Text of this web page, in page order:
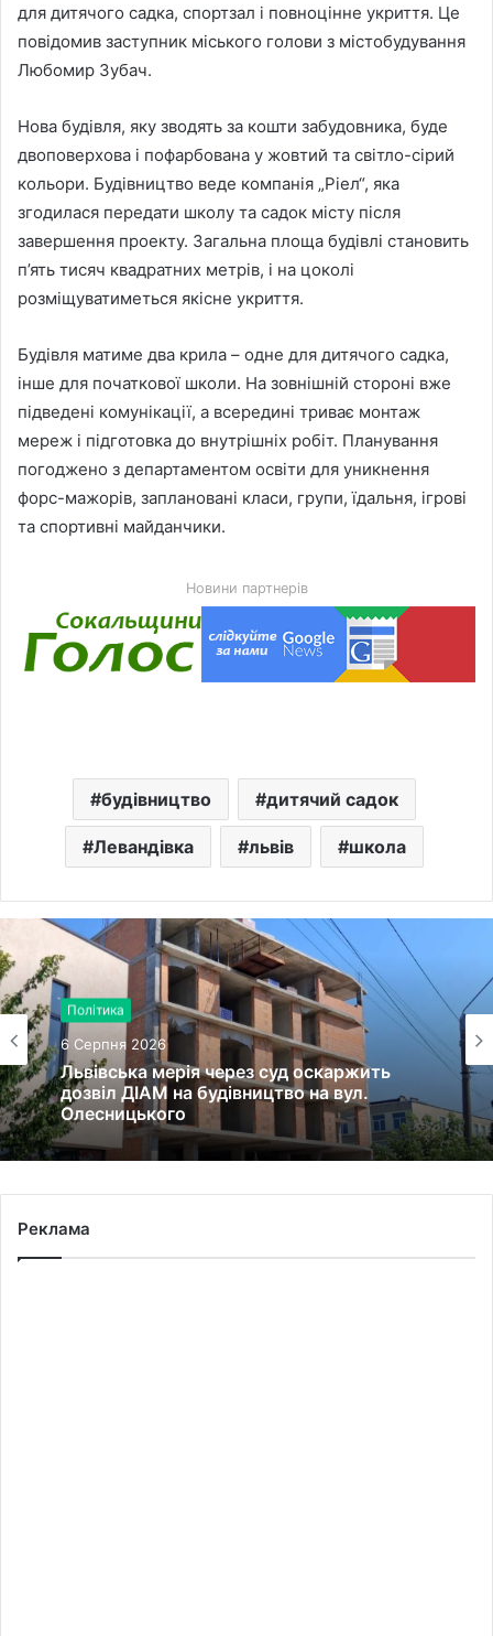
для дитячого садка, спортзал і повноцінне укриття. Це
повідомив заступник міського голови з містобудування
Любомир Зубач.
Нова будівля, яку зводять за кошти забудовника, буде
двоповерхова і пофарбована у жовтий та світло-сірий
кольори. Будівництво веде компанія „Ріел“, яка
згодилася передати школу та садок місту після
завершення проекту. Загальна площа будівлі становить
п’ять тисяч квадратних метрів, і на цоколі
розміщуватиметься якісне укриття.
Будівля матиме два крила – одне для дитячого садка,
інше для початкової школи. На зовнішній стороні вже
підведені комунікації, а всередині триває монтаж
мереж і підготовка до внутрішніх робіт. Планування
погоджено з департаментом освіти для уникнення
форс-мажорів, заплановані класи, групи, їдальня, ігрові
та спортивні майданчики.
Новини партнерів
будівництво дитячий садок
Левандівка львів школа
Політика
6 Серпня 2026
Львівська мерія через суд оскаржить
дозвіл ДІАМ на будівництво на вул.
Олесницького
Реклама